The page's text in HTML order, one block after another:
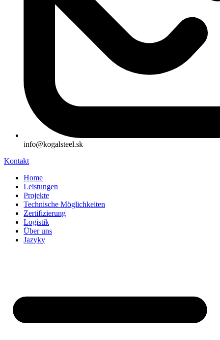
info@kogalsteel.sk
Kontakt
Home
Leistungen
Projekte
Technische Möglichkeiten
Zertifizierung
Logistik
Über uns
Jazyky